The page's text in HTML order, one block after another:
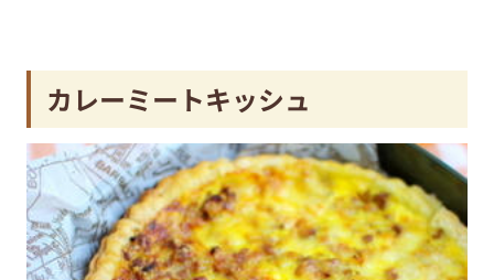
カレーミートキッシュ